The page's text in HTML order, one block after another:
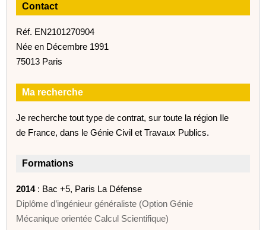
Contact
Réf. EN2101270904
Née en Décembre 1991
75013 Paris
Ma recherche
Je recherche tout type de contrat, sur toute la région Ile
de France, dans le Génie Civil et Travaux Publics.
Formations
2014: Bac +5, Paris La Défense
Diplôme d’ingénieur généraliste (Option Génie
Mécanique orientée Calcul Scientifique)